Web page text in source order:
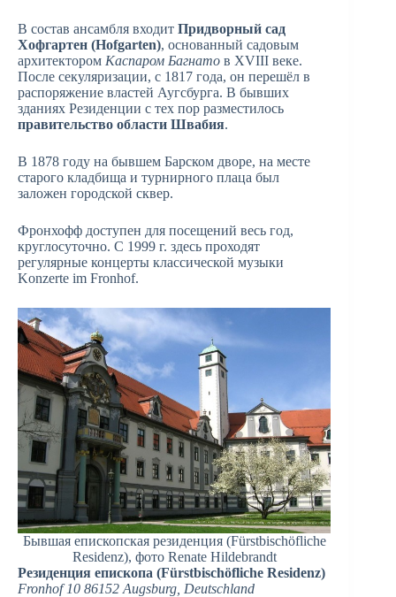
В состав ансамбля входит Придворный сад
Хофгартен (Hofgarten), основанный садовым
архитектором Каспаром Багнато в XVIII веке.
После секуляризации, с 1817 года, он перешёл в
распоряжение властей Аугсбурга. В бывших
зданиях Резиденции с тех пор разместилось
правительство области Швабия.
В 1878 году на бывшем Барском дворе, на месте
старого кладбища и турнирного плаца был
заложен городской сквер.
Фронхофф доступен для посещений весь год,
круглосуточно. С 1999 г. здесь проходят
регулярные концерты классической музыки
Konzerte im Fronhof.
Бывшая епископская резиденция (Fürstbischöfliche
Residenz), фото Renate Hildebrandt
Резиденция епископа (Fürstbischöfliche Residenz)
Fronhof 10 86152 Augsburg, Deutschland